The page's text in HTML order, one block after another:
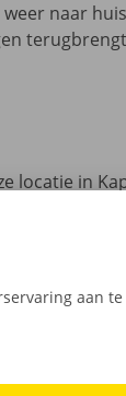
naar
locatie in
thuis.aan